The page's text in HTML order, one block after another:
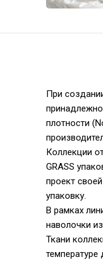
При
плотности
Коллекции
GRASS
проект
упаковку.
В рамках
наволочки
Ткани
температуре